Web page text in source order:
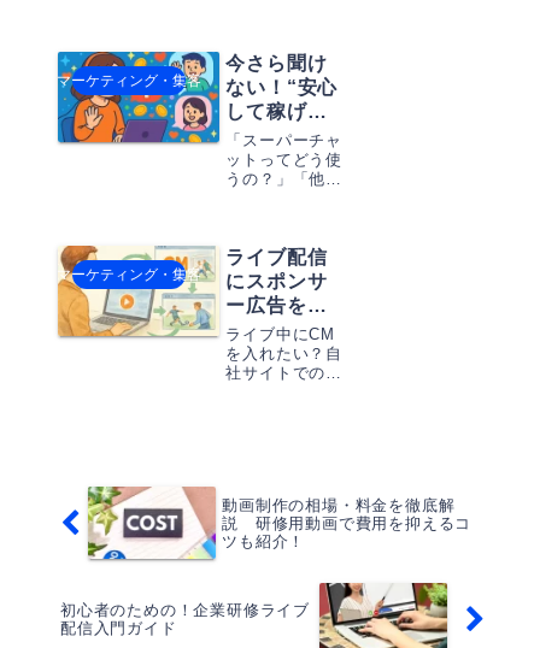
方法
の平準化や欠席
者フォロー、研
修担当者の負担
軽減につながり
ます。動画化に
向く研修の見極
め方から、長く
ます。
マーケティング・集客
今さら聞け
ない！“安心
して稼げ
る”投げ銭の
王道、
YouTubeの
は？
「スーパーチャ
ットってどう使
うの？」「他と
に答える、
YouTube投げ銭
機能の基本と活
用法を解説しま
す。
マーケティング・集客
ライブ配信
にスポンサ
ー広告を入
れたい？そ
のお悩み、
ネクフルで
ライブ中にCM
を入れたい？自
社サイトでのラ
す。
動画制作の相場・料金を徹底解
説 研修用動画で費用を抑えるコ
ツも紹介！
初心者のための！企業研修ライブ
配信入門ガイド